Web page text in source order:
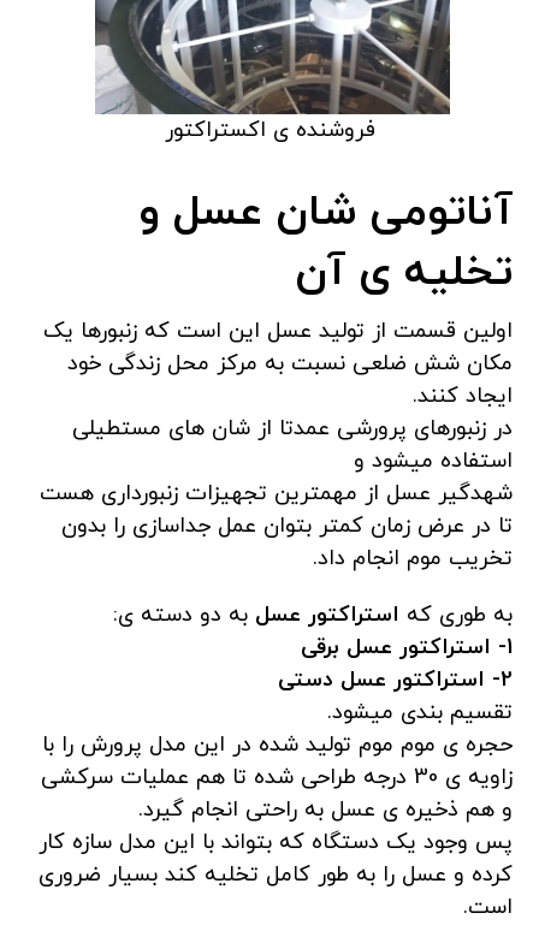
فروشنده ی اکستراکتور
آناتومی شان عسل و
تخلیه ی آن
اولین قسمت از تولید عسل این است که زنبورها یک
مکان شش ضلعی نسبت به مرکز محل زندگی خود
ایجاد کنند.
در زنبورهای پرورشی عمدتا از شان های مستطیلی
استفاده میشود و
شهدگیر عسل از مهمترین تجهیزات زنبورداری هست
تا در عرض زمان کمتر بتوان عمل جداسازی را بدون
تخریب موم انجام داد.
به طوری که استراکتور عسل به دو دسته ی:
1-
استراکتور عسل برقی
2-
استراکتور عسل دستی
تقسیم بندی میشود.
حجره ی موم موم تولید شده در این مدل پرورش را با
زاویه ی 30 درجه طراحی شده تا هم عملیات سرکشی
و هم ذخیره ی عسل به راحتی انجام گیرد.
پس وجود یک دستگاه که بتواند با این مدل سازه کار
کرده و عسل را به طور کامل تخلیه کند بسیار ضروری
است.